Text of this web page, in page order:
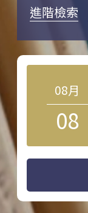
進階檢索
08月
08